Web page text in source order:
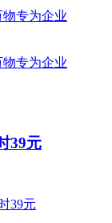
39元